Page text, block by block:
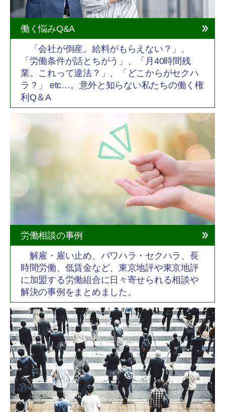
働く悩みQ&A
「会社が倒産。給料がもらえない？」、
「労働条件が話とちがう」、「月40時間残
業。これって違法？」、「どこからがセクハ
ラ？」 etc…。意外と知らない私たちの働く権
利Q＆A
労働相談の事例
解雇・雇い止め、パワハラ・セクハラ、長
時間労働、低賃金など、東京地評や東京地評
に加盟する労働組合に日々寄せられる相談や
解決の事例をまとめました。